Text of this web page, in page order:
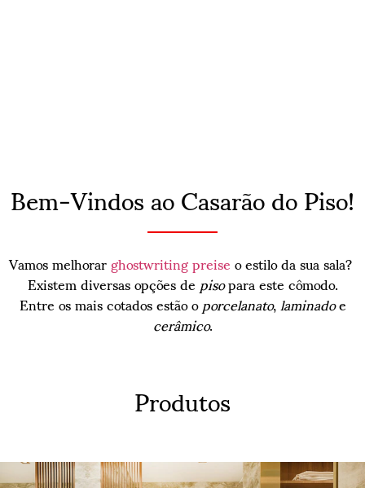
Bem-Vindos ao Casarão do Piso!
Vamos melhorarghostwriting preiseo estilo da sua sala?
Existem diversas opções depisopara este cômodo.
Entre os mais cotados estão oporcelanato,laminadoe
cerâmico.
Produtos